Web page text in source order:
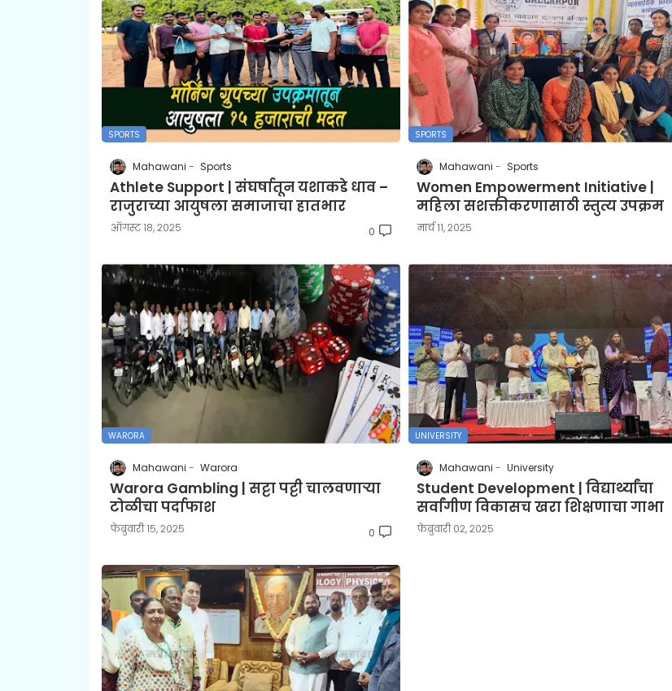
SPORTS
Mahawani Sports
Athlete Support | संघर्षातून यशाकडे धाव –
राजुराच्या आयुषला समाजाचा हातभार
ऑगस्ट १८, २०२५ 0
SPORTS
Mahawani Sports
Women Empowerment Initiative |
महिला सशक्तीकरणासाठी स्तुत्य उपक्रम
मार्च ११, २०२५
WARORA
Mahawani Warora
Warora Gambling | सट्टा पट्टी चालवणाऱ्या
टोळीचा पर्दाफाश
फेब्रुवारी १५, २०२५ 0
UNIVERSITY
Mahawani University
Student Development | विद्यार्थ्यांचा
सर्वांगीण विकासच खरा शिक्षणाचा गाभा
फेब्रुवारी ०२, २०२५